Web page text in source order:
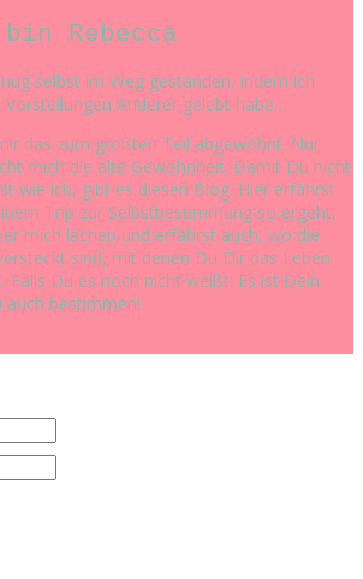
Rebecca
selbst im Weg gestanden, indem ich
Anderer gelebt habe…
das zum größten Teil abgewöhnt. Nur
mich die alte Gewohnheit. Damit Du nicht
wie ich, gibt es diesen Blog. Hier erfährst
Trip zur Selbstbestimmung so ergeht,
mich lachen und erfährst auch, wo die
sind, mit denen Du Dir das Leben
Falls Du es noch nicht weißt: Es ist Dein
auch bestimmen!